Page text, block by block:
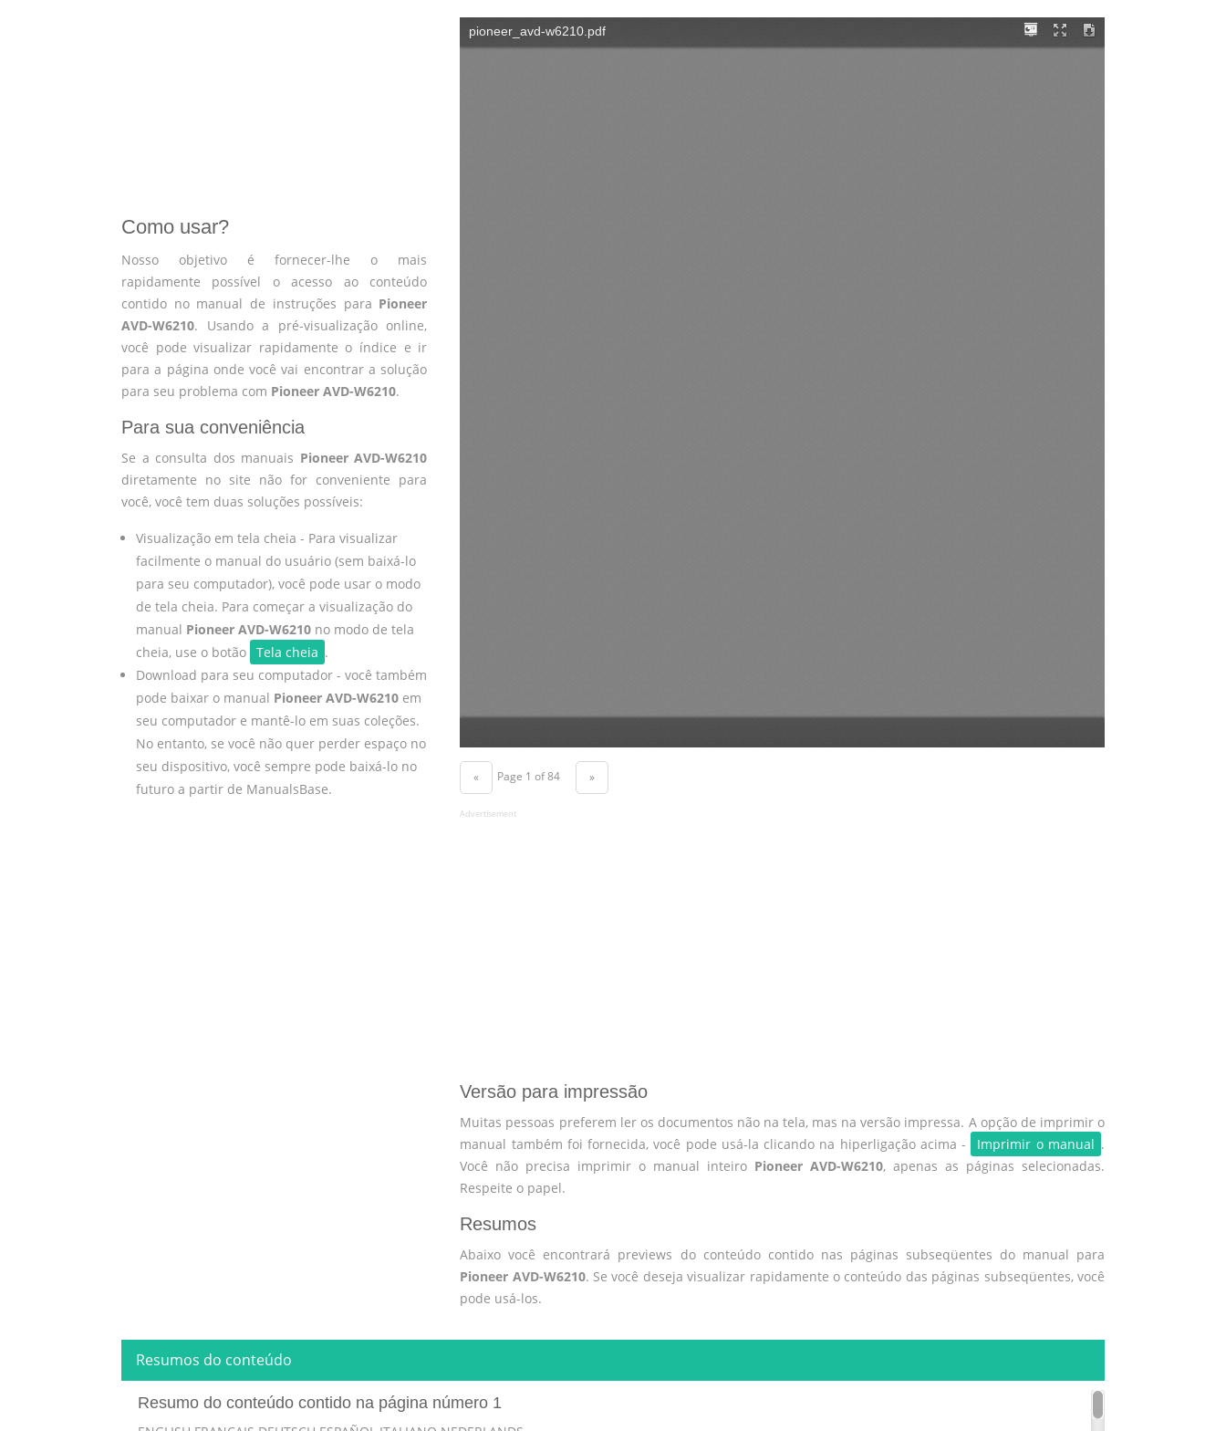
Como usar?
Nosso objetivo é fornecer-lhe o mais
rapidamente possível o acesso ao conteúdo
contido no manual de instruções para Pioneer
AVD-W6210. Usando a pré-visualização online,
você pode visualizar rapidamente o índice e ir
para a página onde você vai encontrar a solução
para seu problema com Pioneer AVD-W6210.
Para sua conveniência
Se a consulta dos manuais Pioneer AVD-W6210
diretamente no site não for conveniente para
você, você tem duas soluções possíveis:
Visualização em tela cheia - Para visualizar
facilmente o manual do usuário (sem baixá-lo
para seu computador), você pode usar o modo
de tela cheia. Para começar a visualização do
manual Pioneer AVD-W6210no modo de tela
cheia, use o botão Tela cheia .
Download para seu computador - você também
pode baixar o manual Pioneer AVD-W6210em
seu computador e mantê-lo em suas coleções.
No entanto, se você não quer perder espaço no
seu dispositivo, você sempre pode baixá-lo no
futuro a partir de ManualsBase.
« Page 1 of 84 »
Advertisement
Versão para impressão
Muitas pessoas preferem ler os documentos não na tela, mas na versão impressa. A opção de imprimir o
manual também foi fornecida, você pode usá-la clicando na hiperligação acima -
Imprimir o manual .
Você não precisa imprimir o manual inteiro Pioneer AVD-W6210, apenas as páginas selecionadas.
Respeite o papel.
Resumos
Abaixo você encontrará previews do conteúdo contido nas páginas subseqüentes do manual para
Pioneer AVD-W6210. Se você deseja visualizar rapidamente o conteúdo das páginas subseqüentes, você
pode usá-los.
Resumos do conteúdo
Resumo do conteúdo contido na página número 1